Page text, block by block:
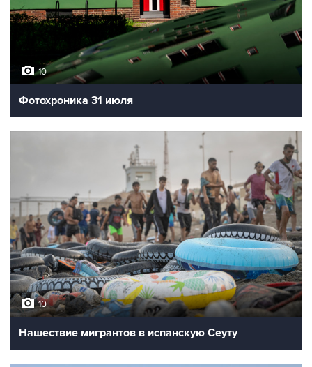
10
Фотохроника 31 июля
10
Нашествие мигрантов в испанскую Сеуту